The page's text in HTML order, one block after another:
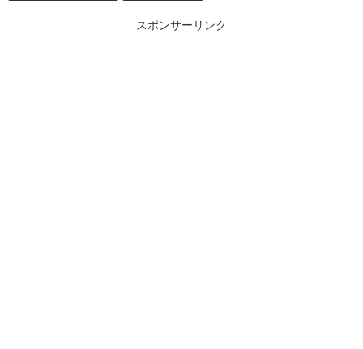
スポンサーリンク